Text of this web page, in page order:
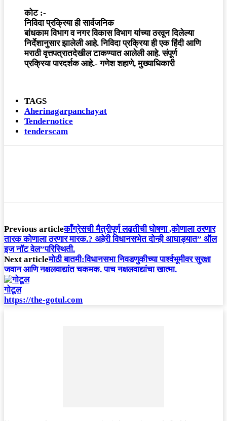
कोट :-
निविदा प्रक्रिया ही सार्वजनिक
बांधकाम विभाग व नगर विकास विभाग यांच्या ठरवून दिलेल्या
निर्देशानुसार झालेली आहे. निविदा प्रक्रिया ही एक हिंदी आणि
मराठी वृत्तपत्रातदेखील टाकण्यात आलेली आहे. संपूर्ण
प्रक्रिया पारदर्शक आहे.- गणेश शहाणे, मुख्याधिकारी
TAGS
Aherinagarpanchayat
Tendernotice
tenderscam
Previous articleकाँग्रेसची मैत्रीपूर्ण लढतीची घोषणा ,कोणाला ठरणार
तारक कोणाला ठरणार मारक.? अहेरी विधानसभेत दोन्ही आघाड्यात” ऑल
इज नॉट वेल”परिस्थिती.
Next articleमोठी बातमी:विधानसभा निवडणुकीच्या पार्श्वभूमीवर सुरक्षा
जवान आणि नक्षलवाद्यांत चकमक. पाच नक्षलवाद्यांचा खात्मा.
गोटूल
https://the-gotul.com